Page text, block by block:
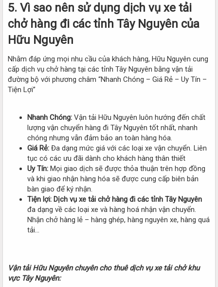
5. Vì sao nên sử dụng dịch vụ xe tải
chở hàng đi các tỉnh Tây Nguyên của
Hữu Nguyên
Nhằm đáp ứng mọi nhu cầu của khách hàng, Hữu Nguyên cung
cấp dịch vụ chở hàng tại các tỉnh Tây Nguyên bằng vận tải
đường bộ với phương châm “Nhanh Chóng – Giá Rẻ – Uy Tín –
Tiện Lợi”
Nhanh Chóng: Vận tải Hữu Nguyên luôn hướng đến chất
lượng vận chuyển hàng đi Tây Nguyên tốt nhất, nhanh
chóng nhưng vẫn đảm bảo an toàn hàng hóa.
Giá Rẻ: Đa dạng mức giá với các loại xe vận chuyển. Liên
tục có các ưu đãi dành cho khách hàng thân thiết
Uy Tín: Mọi giao dịch sẽ được thỏa thuận trên hợp đồng
và khi giao nhận hàng hóa sẽ được cung cấp biên bản
bàn giao để ký nhận.
Tiện lợi: Dịch vụ xe tải chở hàng đi các tỉnh Tây Nguyên
đa dạng về các loại xe và hàng hoá nhận vận chuyển.
Nhận chở hàng lẻ – hàng ghép, hàng nguyên xe, hàng quá
tải…
Vận tải Hữu Nguyên chuyên cho thuê dịch vụ xe tải chở khu
vực Tây Nguyên: